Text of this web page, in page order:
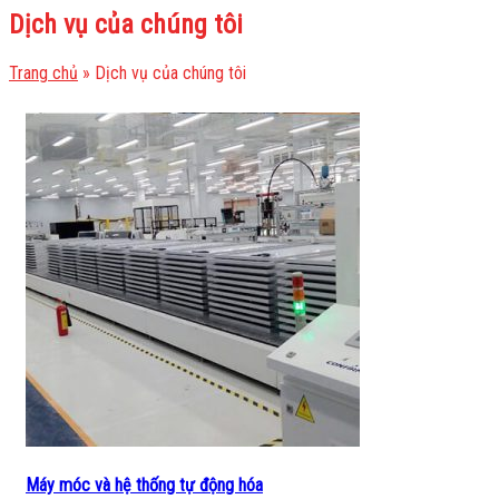
Dịch vụ của chúng tôi
Trang chủ » Dịch vụ của chúng tôi
Máy móc và hệ thống tự động hóa